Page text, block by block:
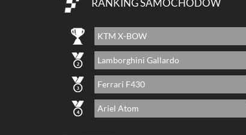
RANKING SAMOCHODÓW
KTM X-BOW
Lamborghini Gallardo
Ferrari F430
Ariel Atom